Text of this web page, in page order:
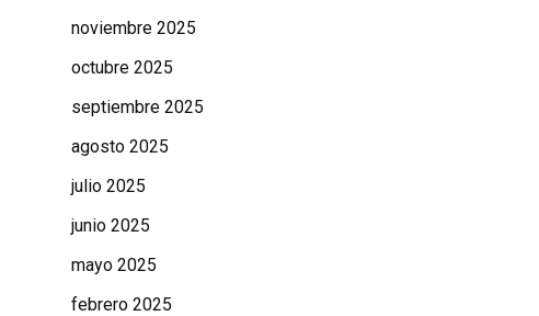
noviembre 2025
octubre 2025
septiembre 2025
agosto 2025
julio 2025
junio 2025
mayo 2025
febrero 2025